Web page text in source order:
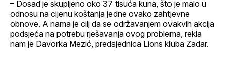
– Dosad je skupljeno oko 37 tisuća kuna, što je malo u
odnosu na cijenu koštanja jedne ovako zahtjevne
obnove. A nama je cilj da se održavanjem ovakvih akcija
podsjeća na potrebu rješavanja ovog problema, rekla
nam je Davorka Mezić, predsjednica Lions kluba Zadar.